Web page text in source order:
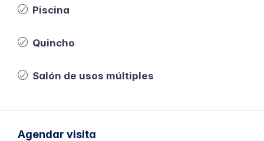
Piscina
Quincho
Salón de usos múltiples
Agendar visita